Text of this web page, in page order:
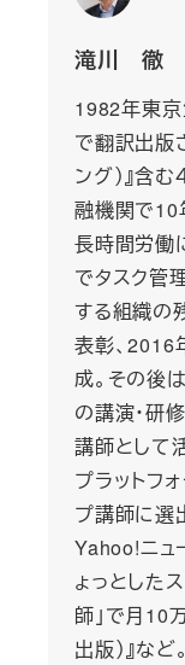
滝川 徹
1982年東京
で翻訳出版
ング）』含
融機関で10
長時間労働
でタスク管
する組織の
表彰、2016
成。その後
の講演・研
講師として
プラットフ
プ講師に選
Yahoo!ニュ
ょっとした
師」で月10
出版）』など。